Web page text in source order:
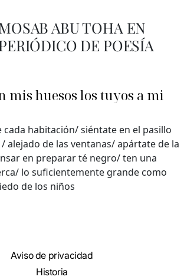
ABU TOHA EN
DE POESÍA
mis huesos los tuyos a mi
cada habitación/ siéntate en el pasillo
alejado de las ventanas/ apártate de la
en preparar té negro/ ten una
lo suficientemente grande como
de los niños
Aviso de privacidad
Historia